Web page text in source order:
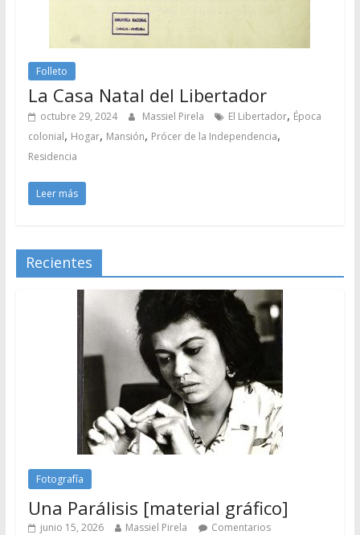
Folleto
La Casa Natal del Libertador
octubre 29, 2024 Massiel Pirela El Libertador, Época
colonial, Hogar, Mansión, Prócer de la Independencia,
Residencia
Leer más
Recientes
Fotografía
Una Parálisis [material gráfico]
junio 15, 2026 Massiel Pirela
Comentarios